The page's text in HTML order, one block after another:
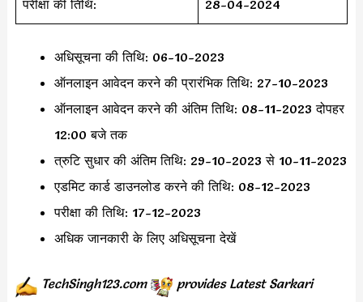
परीक्षा की तिथि: 28-04-2024
अधिसूचना की तिथि: 06-10-2023
ऑनलाइन आवेदन करने की प्रारंभिक तिथि: 27-10-2023
ऑनलाइन आवेदन करने की अंतिम तिथि: 08-11-2023 दोपहर
12:00 बजे तक
त्रुटि सुधार की अंतिम तिथि: 29-10-2023 से 10-11-2023
एडमिट कार्ड डाउनलोड करने की तिथि: 08-12-2023
परीक्षा की तिथि: 17-12-2023
अधिक जानकारी के लिए अधिसूचना देखें
TechSingh123.com provides Latest Sarkari